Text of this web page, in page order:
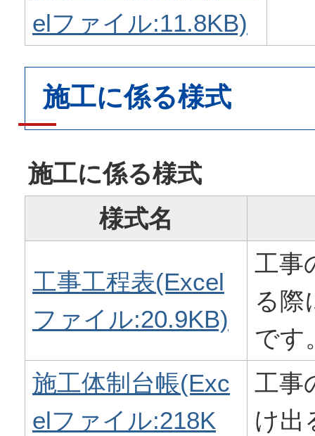
elファイル:11.8KB)
施工に係る様式
施工に係る様式
様式名
工事工程表(Excel
ファイル:20.9KB)
工事
る際
です
施工体制台帳(Exc
elファイル:218K
工事
け出